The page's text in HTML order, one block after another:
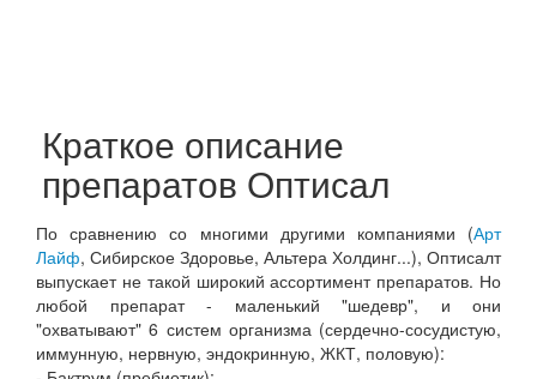
Краткое описание
препаратов Оптисал
По сравнению со многими другими компаниями (Арт
Лайф, Сибирское Здоровье, Альтера Холдинг...), Оптисалт
выпускает не такой широкий ассортимент препаратов. Но
любой препарат - маленький "шедевр", и они
"охватывают" 6 систем организма (сердечно-сосудистую,
иммунную, нервную, эндокринную, ЖКТ, половую):